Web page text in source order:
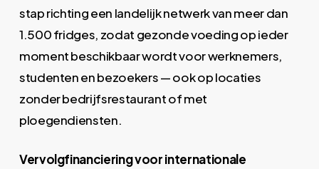
stap richting een landelijk netwerk van meer dan
1.500 fridges, zodat gezonde voeding op ieder
moment beschikbaar wordt voor werknemers,
studenten en bezoekers — ook op locaties
zonder bedrijfsrestaurant of met
ploegendiensten.
Vervolgfinanciering voor internationale